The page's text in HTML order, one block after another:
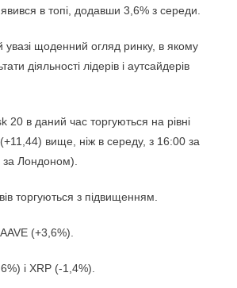
в топі, додавши 3,6% з середи.
увазі щоденний огляд ринку, в якому
діяльності лідерів і аутсайдерів
20 в даний час торгуються на рівні
вище, ніж в середу, з 16:00 за
за Лондоном).
торгуються з підвищенням.
(+3,6%).
і XRP (-1,4%).